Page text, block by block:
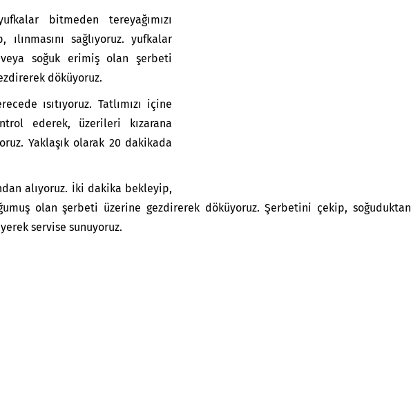
bitmeden tereyağımızı
sağlıyoruz. yufkalar
soğuk erimiş olan şerbeti
döküyoruz.
ısıtıyoruz. Tatlımızı içine
ederek, üzerileri kızarana
Yaklaşık olarak 20 dakikada
alıyoruz. İki dakika bekleyip,
olan şerbeti üzerine gezdirerek döküyoruz. Şerbetini çekip, soğuduktan
servise sunuyoruz.